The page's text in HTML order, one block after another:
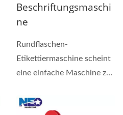
Beschriftungsmaschi
Ne
Rundflaschen-
Etikettiermaschine scheint
eine einfache Maschine zu
einfach,...